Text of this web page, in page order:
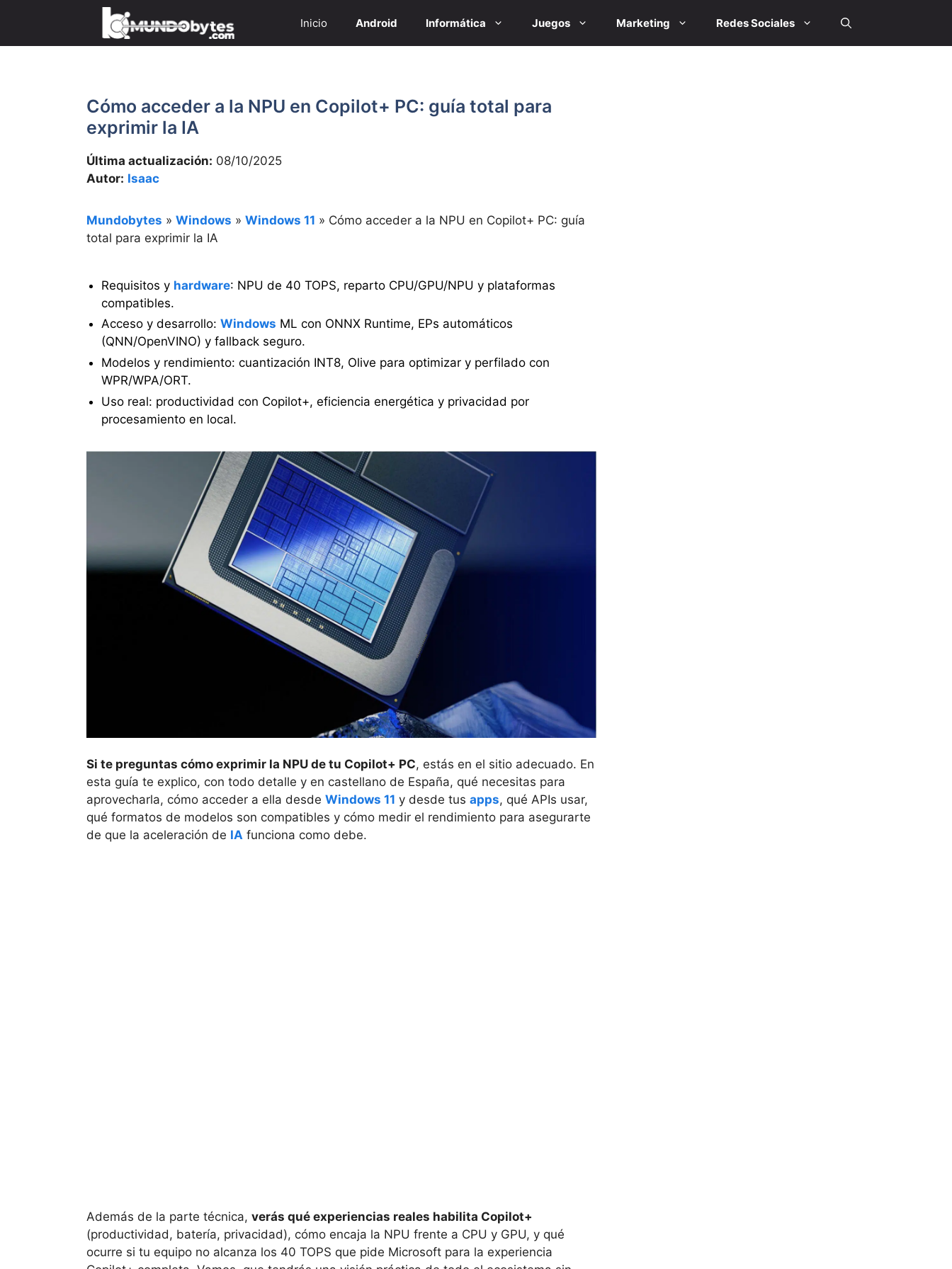
contenido
Inicio Android Informática Juegos Marketing Redes Sociales
Cómo acceder a la NPU en Copilot+ PC: guía total para
exprimir la IA
Última actualización: 08/10/2025
Autor: Isaac
Mundobytes » Windows » Windows 11 » Cómo acceder a la NPU en Copilot+ PC: guía
total para exprimir la IA
Requisitos y hardware: NPU de 40 TOPS, reparto CPU/GPU/NPU y plataformas
compatibles.
Acceso y desarrollo: Windows ML con ONNX Runtime, EPs automáticos
(QNN/OpenVINO) y fallback seguro.
Modelos y rendimiento: cuantización INT8, Olive para optimizar y perfilado con
WPR/WPA/ORT.
Uso real: productividad con Copilot+, eficiencia energética y privacidad por
procesamiento en local.
Si te preguntas cómo exprimir la NPU de tu Copilot+ PC, estás en el sitio adecuado. En
esta guía te explico, con todo detalle y en castellano de España, qué necesitas para
aprovecharla, cómo acceder a ella desde Windows 11 y desde tus apps, qué APIs usar,
qué formatos de modelos son compatibles y cómo medir el rendimiento para asegurarte
de que la aceleración de IA funciona como debe.
Además de la parte técnica, verás qué experiencias reales habilita Copilot+
(productividad, batería, privacidad), cómo encaja la NPU frente a CPU y GPU, y qué
ocurre si tu equipo no alcanza los 40 TOPS que pide Microsoft para la experiencia